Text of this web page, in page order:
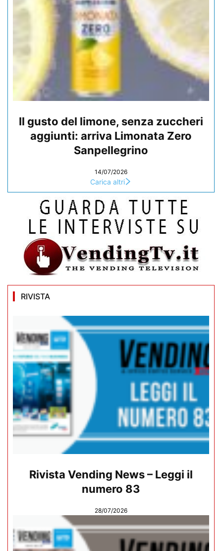
Il gusto del limone, senza zuccheri
aggiunti: arriva Limonata Zero
Sanpellegrino
14/07/2026
Carica altri
RIVISTA
Rivista Vending News – Leggi il
numero 83
28/07/2026